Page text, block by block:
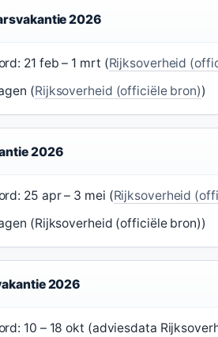
2026
21 feb – 1 mrt (Rijksoverheid
(Rijksoverheid (officiële bron))
2026
25 apr – 3 mei (Rijksoverheid
(Rijksoverheid (officiële bron))
2026
10 – 18 okt (adviesdata